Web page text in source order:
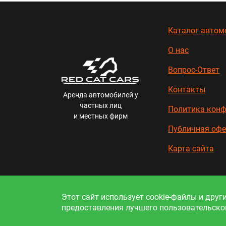
Аренда автомобилей у
частных лиц
и местных фирм
Каталог
О нас
Вопрос-Ответ
Контакты
Политика
Публичная
Карта сайта
Этот сайт использует cookie-файлы и
предоставления лучшего